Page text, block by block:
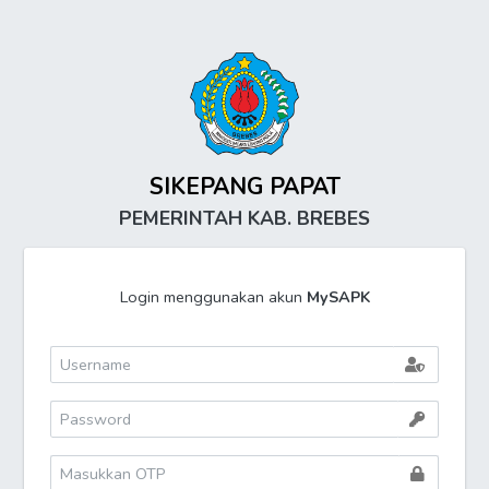
SIKEPANG PAPAT
PEMERINTAH KAB. BREBES
Login menggunakan akun MySAPK